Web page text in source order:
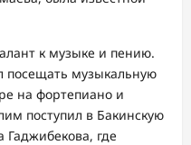
к музыке и пению.
посещать музыкальную
на фортепиано и
поступил в Бакинскую
где